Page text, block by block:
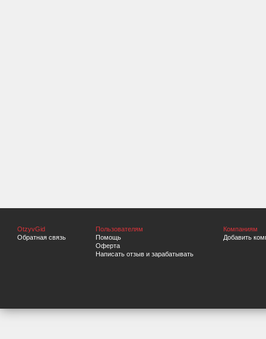
OtzyvGid
Обратная связь
Пользователям
Помощь
Оферта
Написать отзыв и зарабатывать
Компаниям
Добавить